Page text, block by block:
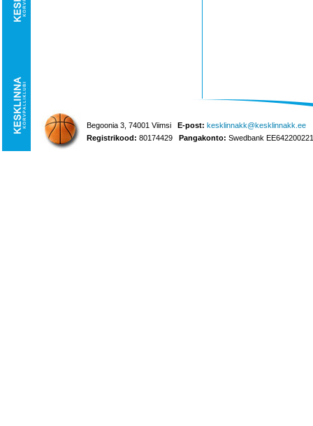
Begoonia 3, 74001 Viimsi E-post: kesklinnakk@kesklinnakk.ee
Registrikood: 80174429 Pangakonto: Swedbank